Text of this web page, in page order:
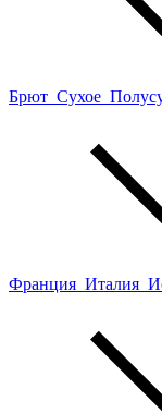
Брют Сухое
Франция Италия